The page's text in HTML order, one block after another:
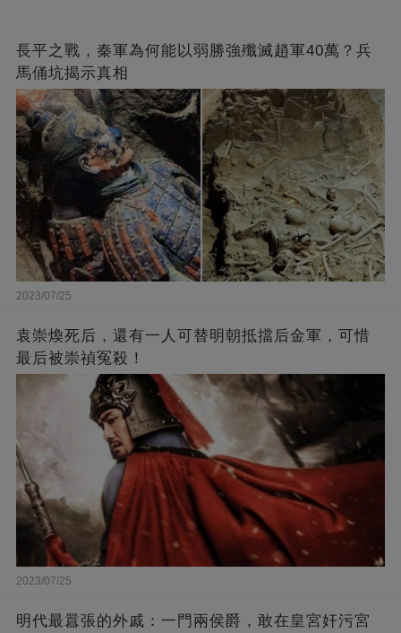
長平之戰，秦軍為何能以弱勝強殲滅趙軍40萬？兵
馬俑坑揭示真相
2023/07/25
袁崇煥死后，還有一人可替明朝抵擋后金軍，可惜
最后被崇禎冤殺！
2023/07/25
​明代最囂張的外戚：一門兩侯爵，敢在皇宮奸污宮